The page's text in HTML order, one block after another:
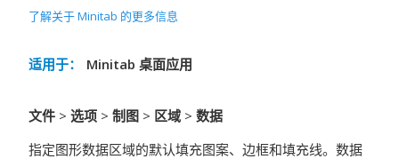
了解关于 Minitab 的更多信息
适用于： Minitab 桌面应用
文件 > 选项 > 制图 > 区域 > 数据
指定图形数据区域的默认填充图案、边框和填充线。数据